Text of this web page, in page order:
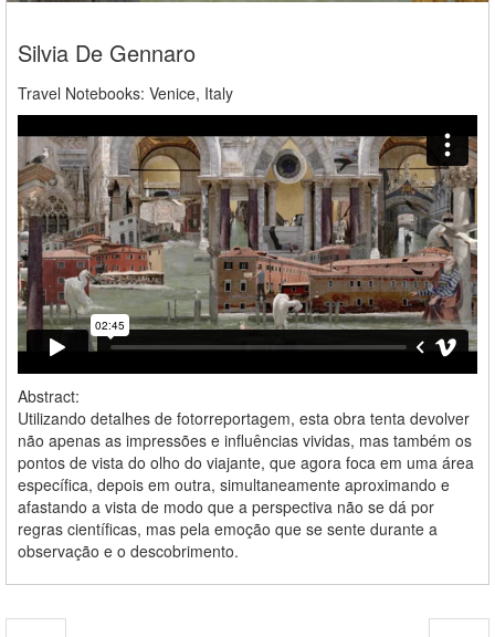
Silvia De Gennaro
Travel Notebooks: Venice, Italy
Abstract:
Utilizando detalhes de fotorreportagem, esta obra tenta devolver
não apenas as impressões e influências vividas, mas também os
pontos de vista do olho do viajante, que agora foca em uma área
específica, depois em outra, simultaneamente aproximando e
afastando a vista de modo que a perspectiva não se dá por
regras científicas, mas pela emoção que se sente durante a
observação e o descobrimento.